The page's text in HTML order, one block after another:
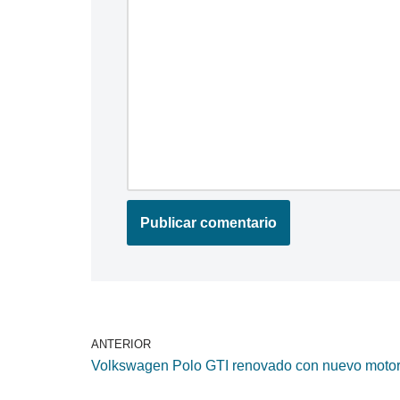
ANTERIOR
Volkswagen Polo GTI renovado con nuevo motor